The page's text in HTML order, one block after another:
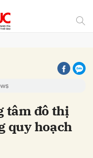
tâm đô thị
quy hoạch